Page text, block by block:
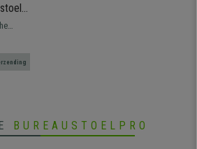
BUREAUSTOELPRO